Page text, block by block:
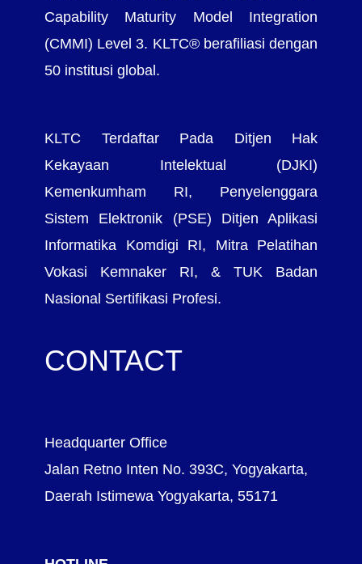
Capability Maturity Model Integration
(CMMI) Level 3. KLTC® berafiliasi dengan
50 institusi global.
KLTC Terdaftar Pada Ditjen Hak
Kekayaan Intelektual (DJKI)
Kemenkumham RI, Penyelenggara
Sistem Elektronik (PSE) Ditjen Aplikasi
Informatika Komdigi RI, Mitra Pelatihan
Vokasi Kemnaker RI, & TUK Badan
Nasional Sertifikasi Profesi.
CONTACT
Headquarter Office
Jalan Retno Inten No. 393C, Yogyakarta,
Daerah Istimewa Yogyakarta, 55171